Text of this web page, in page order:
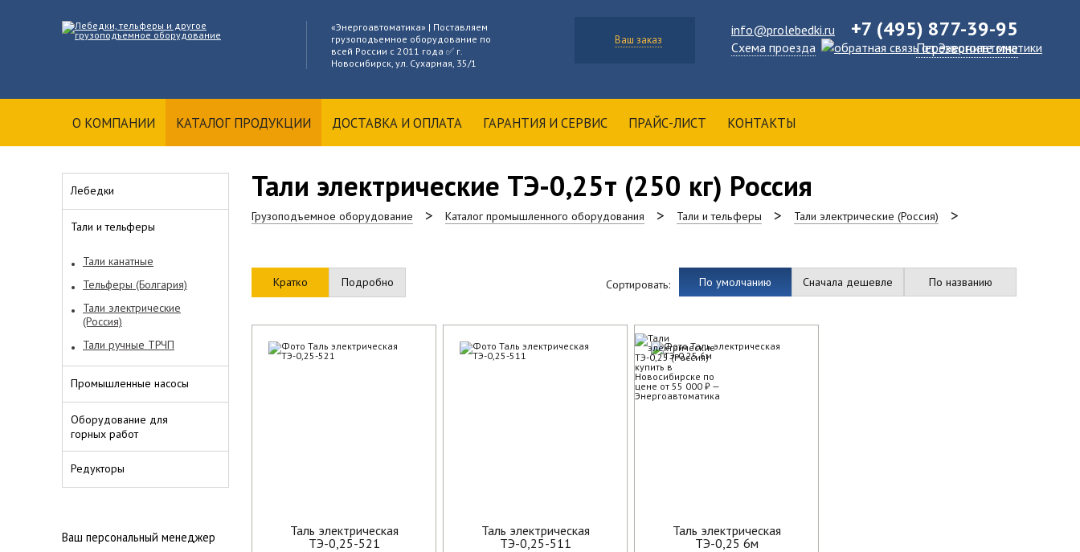
«Энергоавтоматика» | Поставляем
грузоподъемное оборудование по
всей России с 2011 года ✅ г.
Новосибирск, ул. Сухарная, 35/1
Ваш заказ
info@prolebedki.ru
Схема проезда
+7 (495) 877-39-95
Перезвоните мне
О КОМПАНИИ КАТАЛОГ ПРОДУКЦИИ ДОСТАВКА И ОПЛАТА ГАРАНТИЯ И СЕРВИС ПРАЙС-ЛИСТ КОНТАКТЫ
Лебедки
Тали и тельферы
Тали канатные
Тельферы (Болгария)
Тали электрические
(Россия)
Тали ручные ТРЧП
Промышленные насосы
Оборудование для
горных работ
Редукторы
Ваш персональный менеджер
Тали электрические ТЭ-0,25т (250 кг) Россия
Грузоподъемное оборудование Каталог промышленного оборудования Тали и тельферы Тали электрические (Россия)
Кратко Подробно Сортировать: По умолчанию Сначала дешевле По названию
Таль электрическая
ТЭ-0,25-521
Таль электрическая
ТЭ-0,25-511
Таль электрическая
ТЭ-0,25 6м